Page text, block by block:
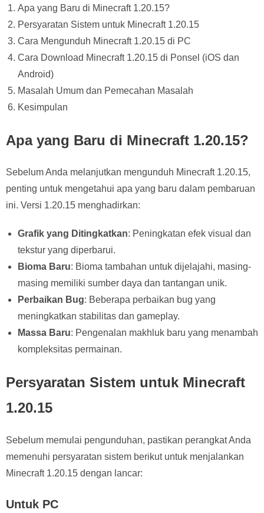
Apa yang Baru di Minecraft 1.20.15?
Persyaratan Sistem untuk Minecraft 1.20.15
Cara Mengunduh Minecraft 1.20.15 di PC
Cara Download Minecraft 1.20.15 di Ponsel (iOS dan
Android)
Masalah Umum dan Pemecahan Masalah
Kesimpulan
Apa yang Baru di Minecraft 1.20.15?
Sebelum Anda melanjutkan mengunduh Minecraft 1.20.15,
penting untuk mengetahui apa yang baru dalam pembaruan
ini. Versi 1.20.15 menghadirkan:
Grafik yang Ditingkatkan: Peningkatan efek visual dan
tekstur yang diperbarui.
Bioma Baru: Bioma tambahan untuk dijelajahi, masing-
masing memiliki sumber daya dan tantangan unik.
Perbaikan Bug: Beberapa perbaikan bug yang
meningkatkan stabilitas dan gameplay.
Massa Baru: Pengenalan makhluk baru yang menambah
kompleksitas permainan.
Persyaratan Sistem untuk Minecraft
1.20.15
Sebelum memulai pengunduhan, pastikan perangkat Anda
memenuhi persyaratan sistem berikut untuk menjalankan
Minecraft 1.20.15 dengan lancar:
Untuk PC